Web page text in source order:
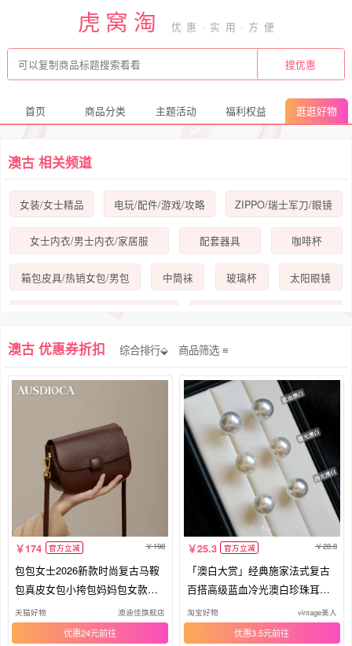
虎窝淘
首页 商品分类 主题活动 福利权益 逛逛好物
澳古 相关频道
女装/女士精品 电玩/配件/游戏/攻略 ZIPPO/瑞士军刀/眼镜
女士内衣/男士内衣/家居服 配套器具 咖啡杯
箱包皮具/热销女包/男包 中筒袜 玻璃杯 太阳眼镜
饰品/流行首饰/时尚饰品新 耳环
色浆 眼镜盒 居家布艺 餐饮具
马鞍包 指甲油
澳古 优惠券折扣 综合排行⬙ 商品筛选
174 官方立减 198
包包女士2026新款时尚复古马鞍
包真皮女包小挎包妈妈包女款斜
挎包
天猫好物 澳迪佳旗舰店
优惠24元
25.3 官方立减 28.8
「澳白大赏」经典施家法式复古
百搭高级蓝血冷光澳白珍珠耳环
耳夹
淘宝好物 vintage美人
优惠3.5元